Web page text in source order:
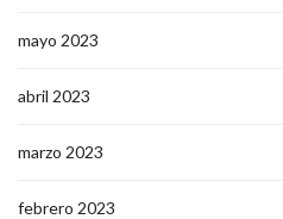
mayo 2023
abril 2023
marzo 2023
febrero 2023